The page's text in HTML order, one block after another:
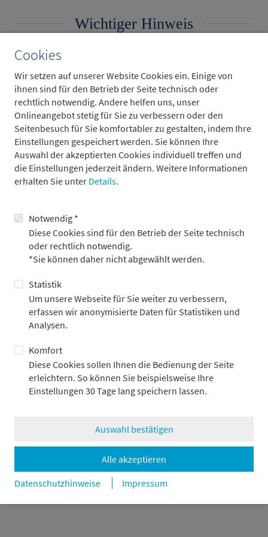
Wichtiger Hinweis
Privatanleger.
Ich bin ein professioneller Kunde oder geeignete
Gegenpartei und habe die
Nutzungsbedingungen/rechtlichen Hinweisegelesen.
Bestätigen Abbrechen
Einstellungen 30 Tage lang merken (Komfort-Cookie
wird aktiviert)
Cookies
Wir setzen auf unserer Website Cookies ein. Einige von
ihnen sind für den Betrieb der Seite technisch oder
rechtlich notwendig. Andere helfen uns, unser
Onlineangebot stetig für Sie zu verbessern oder den
Seitenbesuch für Sie komfortabler zu gestalten, indem Ihre
Einstellungen gespeichert werden. Sie können Ihre
Auswahl der akzeptierten Cookies individuell treffen und
die Einstellungen jederzeit ändern. Weitere Informationen
erhalten Sie unter Details.
Notwendig *
Diese Cookies sind für den Betrieb der Seite technisch
oder rechtlich notwendig.
*Sie können daher nicht abgewählt werden.
Statistik
Um unsere Webseite für Sie weiter zu verbessern,
erfassen wir anonymisierte Daten für Statistiken und
Analysen.
Komfort
Diese Cookies sollen Ihnen die Bedienung der Seite
erleichtern. So können Sie beispielsweise Ihre
Einstellungen 30 Tage lang speichern lassen.
Auswahl bestätigen
Alle akzeptieren
Datenschutzhinweise
Impressum